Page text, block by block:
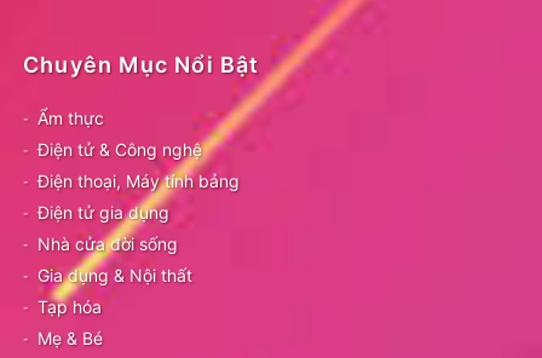
Chuyên Mục Nổi Bật
Ẩm thực
Điện tử & Công nghệ
Điện thoại, Máy tính bảng
Điện tử gia dụng
Nhà cửa đời sống
Gia dụng & Nội thất
Tạp hóa
Mẹ & Bé